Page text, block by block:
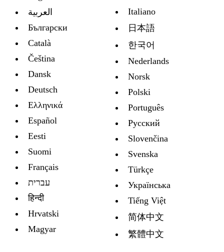
العربية
Български
Català
Čeština
Dansk
Deutsch
Ελληνικά
Español
Eesti
Suomi
Français
עברית
हिन्दी
Hrvatski
Magyar
Italiano
日本語
한국어
Nederlands
Norsk
Polski
Português
Русский
Slovenčina
Svenska
Türkçe
Украïнська
Tiếng Việt
简体中文
繁體中文